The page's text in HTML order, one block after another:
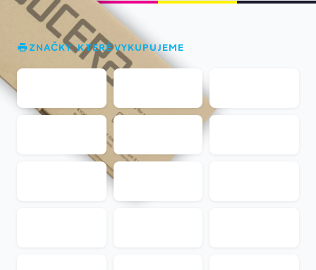
ZNAČKY, KTERÉ VYKUPUJEME